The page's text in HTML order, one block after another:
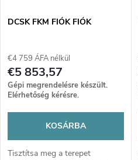
e
DCSK FKM FIÓK FIÓK
€4 759 ÁFA nélkül
€5 853,57
Gépi megrendelésre készült.
Elérhetőség kérésre.
KOSÁRBA
Tisztítsa meg a terepet